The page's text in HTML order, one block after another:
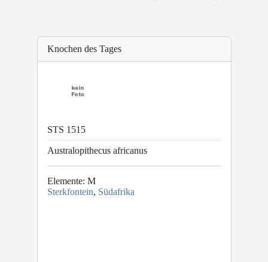
Knochen des Tages
STS 1515
Australopithecus africanus
Elemente: M
Sterkfontein, Südafrika